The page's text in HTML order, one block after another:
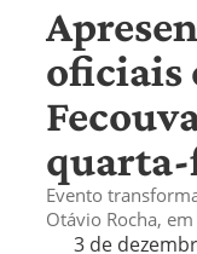
oficiais
Evento
Otávio Rocha,
3 de